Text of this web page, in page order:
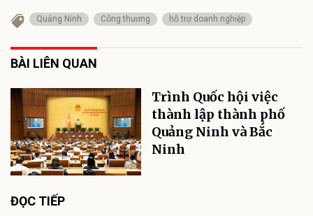
Quảng Ninh Công thương hỗ trợ doanh nghiệp
BÀI LIÊN QUAN
Trình Quốc hội việc
thành lập thành phố
Quảng Ninh và Bắc
Ninh
ĐỌC TIẾP